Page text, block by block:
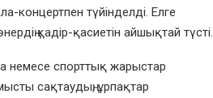
түйінделді. Елге
қадір-қасиетін айшықтай түсті.
немесе спорттық жарыстар
сақтаудың, ұрпақтар